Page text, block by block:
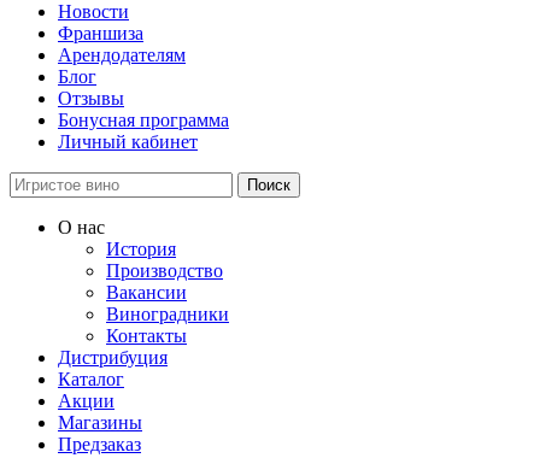
Новости
Франшиза
Арендодателям
Блог
Отзывы
Бонусная программа
Личный кабинет
Поиск
О нас
История
Производство
Вакансии
Виноградники
Контакты
Дистрибуция
Каталог
Акции
Магазины
Предзаказ